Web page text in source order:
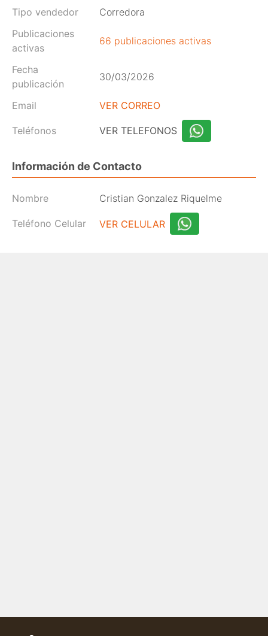
Tipo vendedor
Corredora
Publicaciones
activas
66 publicaciones activas
Fecha
publicación
30/03/2026
Email VER CORREO
Teléfonos VER TELEFONOS
Información de Contacto
Nombre Cristian Gonzalez Riquelme
Teléfono Celular VER CELULAR